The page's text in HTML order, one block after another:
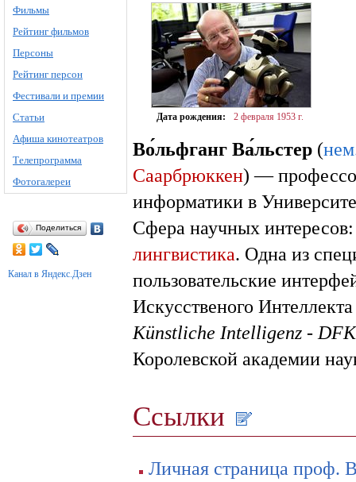
Фильмы
Рейтинг фильмов
Персоны
Рейтинг персон
Фестивали и премии
Статьи
Афиша кинотеатров
Телепрограмма
Фотогалереи
Поделиться
Канал в Яндекс.Дзен
Дата рождения: 2 февраля 1953 г.
Во́льфганг Ва́льстер (
Саарбрюккен) —
информатики в
Сфера научных
лингвистика. Одна из
пользовательские
Искусственого
Künstliche Intelligenz -
Королевской академии
Ссылки
Личная страница проф.